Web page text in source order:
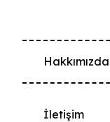
Hakkımızda
İletişim